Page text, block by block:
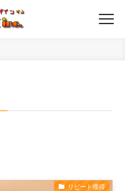
リピート獲得